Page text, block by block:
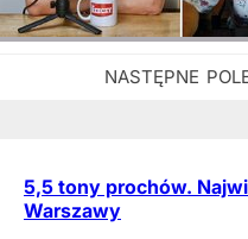
5,5 tony prochów.
Warszawy